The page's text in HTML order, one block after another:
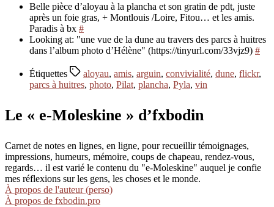
Belle pièce d’aloyau à la plancha et son gratin de pdt, juste
après un foie gras, + Montlouis /Loire, Fitou… et les amis.
Paradis à bx #
Looking at: "une vue de la dune au travers des parcs à huitres
dans l’album photo d’Hélène" (https://tinyurl.com/33vjz9) #
Étiquettes aloyau, amis, arguin, convivialité, dune, flickr,
parcs à huitres, photo, Pilat, plancha, Pyla, vin
Le « e-Moleskine » d’fxbodin
Carnet de notes en lignes, en ligne, pour recueillir témoignages,
impressions, humeurs, mémoire, coups de chapeau, rendez-vous,
regards… il est varié le contenu du "e-Moleskine" auquel je confie
mes réflexions sur les gens, les choses et le monde.
À propos de l'auteur (perso)
À propos de fxbodin.pro